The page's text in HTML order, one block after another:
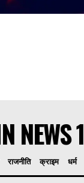
NEWS 1
राजनीति क्राइम धर्म